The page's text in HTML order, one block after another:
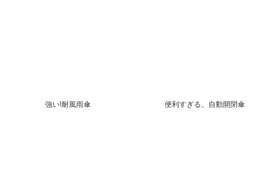
強い!耐風雨傘 便利すぎる。自動開閉傘